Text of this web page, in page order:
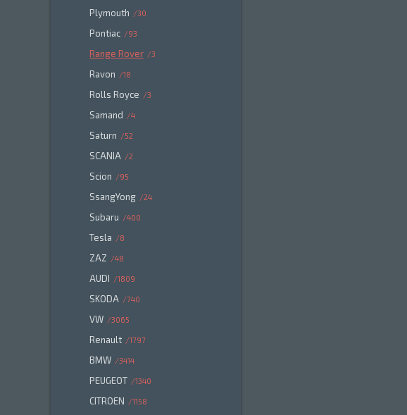
Plymouth 30
Pontiac 93
Range Rover 3
Ravon 18
Rolls Royce 3
Samand 4
Saturn 52
SCANIA 2
Scion 95
SsangYong 24
Subaru 400
Tesla 8
ZAZ 48
AUDI 1809
SKODA 740
VW 3065
Renault 1797
BMW 3414
PEUGEOT 1340
CITROEN 1158